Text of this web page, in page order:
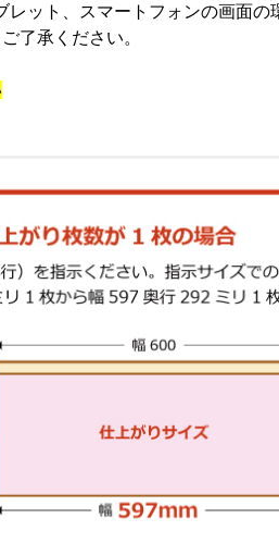
ット、スマートフォンの画面
了承ください。